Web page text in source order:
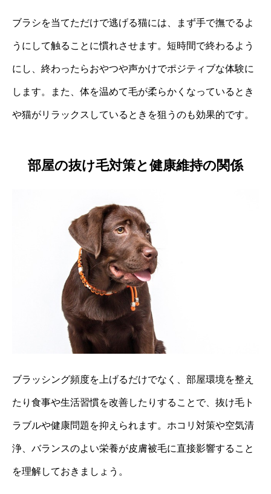
ブラシを当てただけで逃げる猫には、まず手で撫でるよ
うにして触ることに慣れさせます。短時間で終わるよう
にし、終わったらおやつや声かけでポジティブな体験に
します。また、体を温めて毛が柔らかくなっているとき
や猫がリラックスしているときを狙うのも効果的です。
部屋の抜け毛対策と健康維持の関係
ブラッシング頻度を上げるだけでなく、部屋環境を整え
たり食事や生活習慣を改善したりすることで、抜け毛ト
ラブルや健康問題を抑えられます。ホコリ対策や空気清
浄、バランスのよい栄養が皮膚被毛に直接影響すること
を理解しておきましょう。